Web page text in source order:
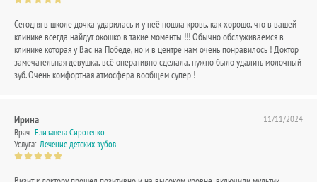
Сегодня в школе дочка ударилась и у неё пошла кровь, как хорошо, что в вашей
клинике всегда найдут окошко в такие моменты !!! Обычно обслуживаемся в
клинике которая у Вас на Победе, но и в центре нам очень понравилось ! Доктор
замечательная девушка, всё оперативно сделала, нужно было удалить молочный
зуб. Очень комфортная атмосфера вообщем супер !
Ирина
Врач: Елизавета Сиротенко
Услуга: Лечение детских зубов
11/11/2024